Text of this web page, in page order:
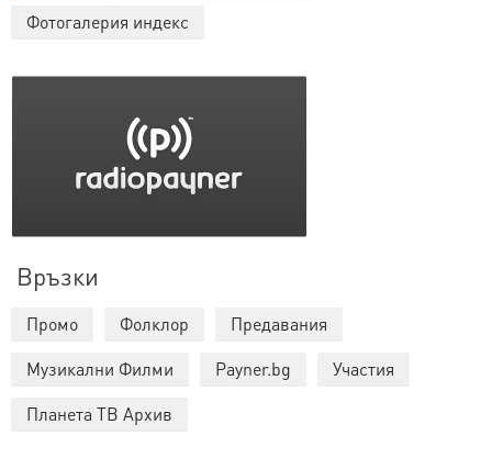
Фотогалерия индекс
Връзки
Промо Фолклор
Предавания
Музикални Филми
Payner.bg
Участия
Планета ТВ Архив